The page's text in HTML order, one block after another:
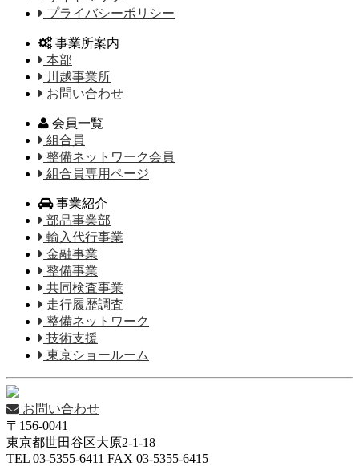
プライバシーポリシー
事業所案内
本部
川越事業所
お問い合わせ
会員一覧
組合員
整備ネットワーク会員
組合員専用ページ
事業紹介
部品事業部
輸入代行事業
金融事業
整備事業
共同検査事業
走行履歴調査
整備ネットワーク
技術支援
東京ショールーム
お問い合わせ
〒156-0041
東京都世田谷区大原2-1-18
TEL 03-5355-6411 FAX 03-5355-6415